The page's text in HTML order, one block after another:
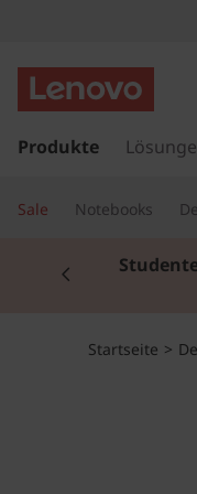
h
n
k
u
a
Produkte
Sale Notebooks
Currently
Startseite >